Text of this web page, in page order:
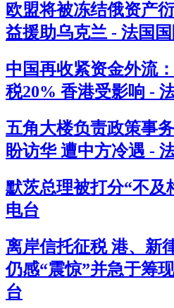
欧盟将被冻结俄资产
益援助乌克兰 - 法国
中国再收紧资金外流
税20% 香港受影响 -
五角大楼负责政策事
盼访华 遭中方冷遇 -
默茨总理被打分“不及
电台
离岸信托征税 港、新
仍感“震惊”并急于筹
台